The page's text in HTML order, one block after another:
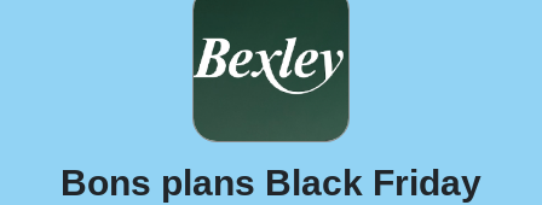
Bons plans Black Friday